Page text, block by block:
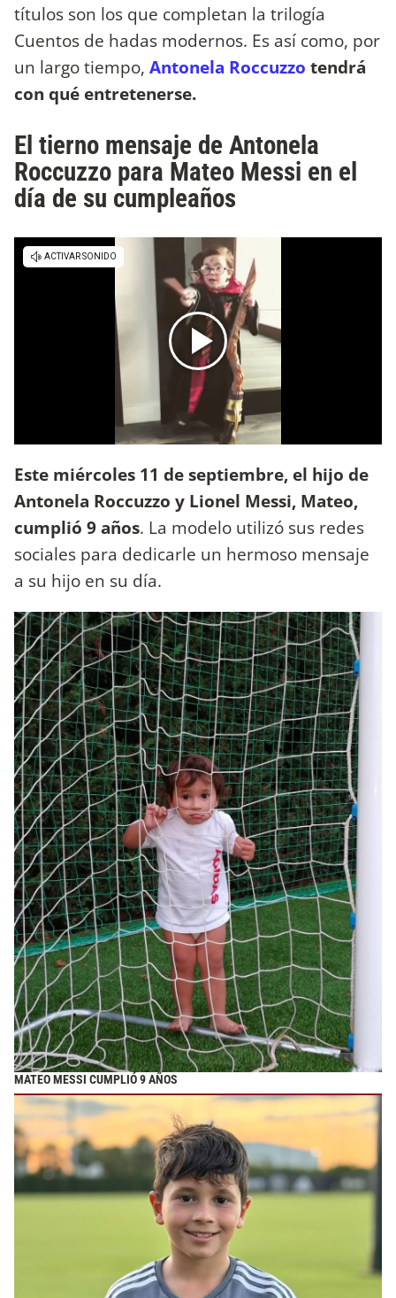
títulos son los que completan la trilogía
Cuentos de hadas modernos. Es así como, por
un largo tiempo, Antonela Roccuzzo tendrá
con qué entretenerse.
El tierno mensaje de Antonela
Roccuzzo para Mateo Messi en el
día de su cumpleaños
Este miércoles 11 de septiembre, el hijo de
Antonela Roccuzzo y Lionel Messi, Mateo,
cumplió 9 años. La modelo utilizó sus redes
sociales para dedicarle un hermoso mensaje
a su hijo en su día.
MATEO MESSI CUMPLIÓ 9 AÑOS